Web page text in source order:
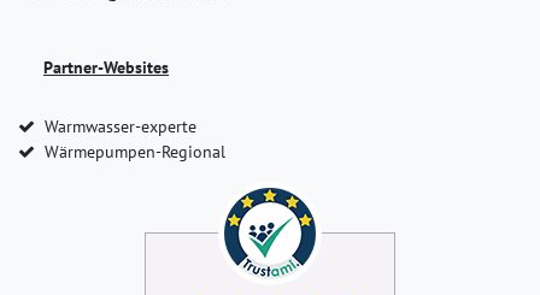
Partner-Websites
Warmwasser-experte
Wärmepumpen-Regional